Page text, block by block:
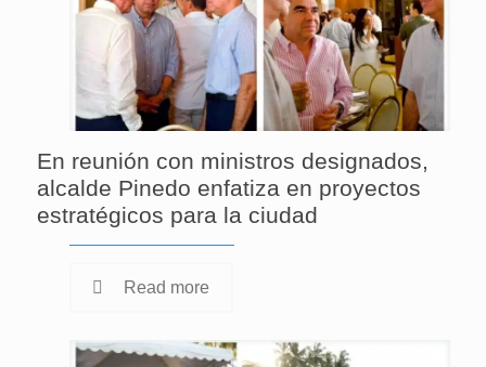
En reunión con ministros designados,
alcalde Pinedo enfatiza en proyectos
estratégicos para la ciudad
Read more